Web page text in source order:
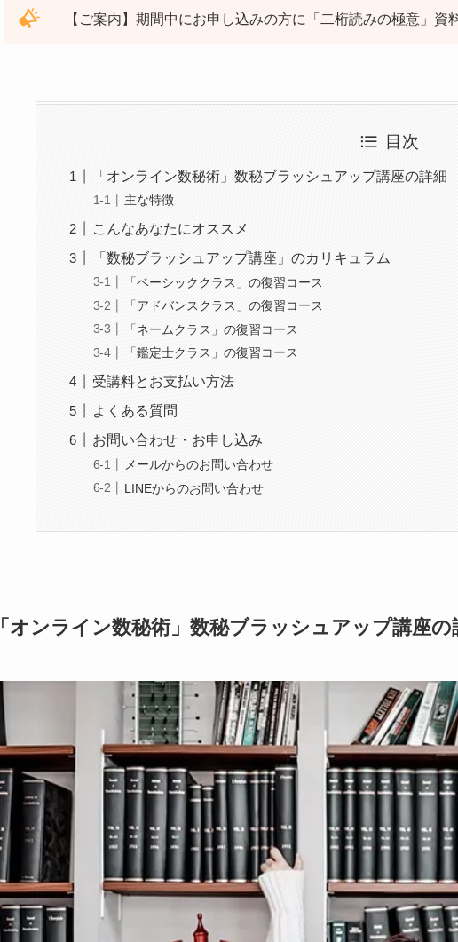
【ご案内】期間中にお申し込みの方に「二桁読みの極意」資
目次
「オンライン数秘術」数秘ブラッシュアップ講座の詳細
主な特徴
こんなあなたにオススメ
「数秘ブラッシュアップ講座」のカリキュラム
「ベーシッククラス」の復習コース
「アドバンスクラス」の復習コース
「ネームクラス」の復習コース
「鑑定士クラス」の復習コース
受講料とお支払い方法
よくある質問
お問い合わせ・お申し込み
メールからのお問い合わせ
LINEからのお問い合わせ
「オンライン数秘術」数秘ブラッシュアップ講座の